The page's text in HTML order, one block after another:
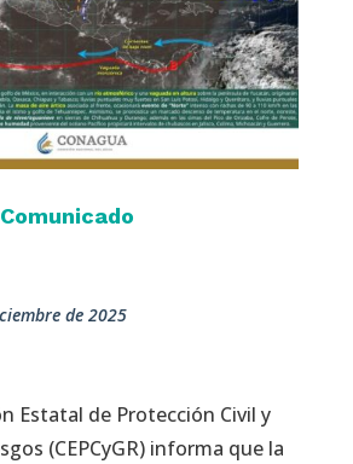
Comunicado
de 2025
Estatal de Protección Civil y
(CEPCyGR) informa que la